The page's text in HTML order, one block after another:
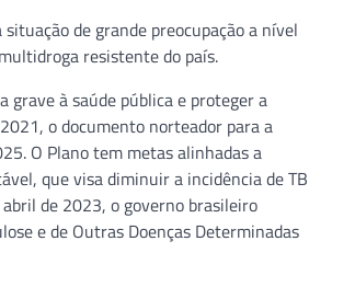
de grande preocupação a nível
resistente do país.
grave à saúde pública e proteger a
o documento norteador para a
O Plano tem metas alinhadas a
que visa diminuir a incidência de TB
de 2023, o governo brasileiro
e de Outras Doenças Determinadas